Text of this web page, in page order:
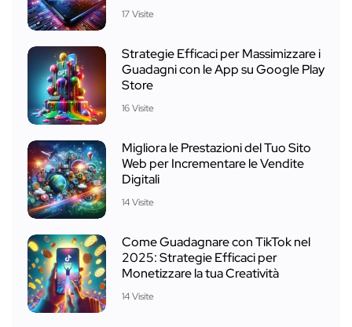
17 Visite
Strategie Efficaci per Massimizzare i
Guadagni con le App su Google Play
Store
16 Visite
Migliora le Prestazioni del Tuo Sito
Web per Incrementare le Vendite
Digitali
14 Visite
Come Guadagnare con TikTok nel
2025: Strategie Efficaci per
Monetizzare la tua Creatività
14 Visite